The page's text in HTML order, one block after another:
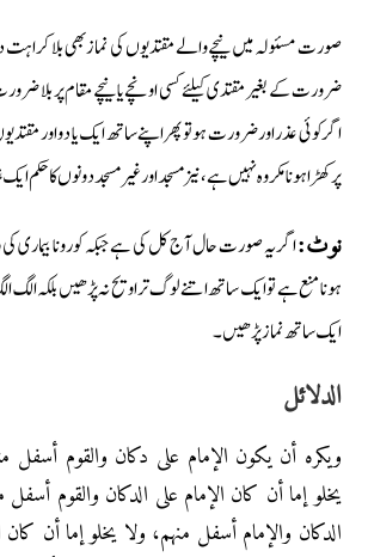
صورت مسئولہ میں نیچے والے مقتدیوں کی نماز بھی بلا
ضرورت کے بغیر مقتدی کیلئے کسی اونچے یا نیچے مقام پر بلا
اگرکوئی عذر اورضرورت ہو تو پھر اپنے ساتھ ایک یا دو اور مقتدیوں
پر کھڑا ہونا مکروہ نہیں ہے، نیز مسجد اور غیر مسجد دونوں کا حکم
نوٹ:اگر یہ صورت حال آج کل کی ہے جبکہ کورونا بیماری کی
ہونا منع ہے تو ایک ساتھ اتنے لوگ تراویح نہ پڑھیں بلکہ الگ
ایک ساتھ نماز پڑھیں۔
الدلائل
ويكره أن يكون الإمام على دكان والقوم أسفل
يخلو إما أن كان الإمام على الدكان والقوم أسفل
الدكان والإمام أسفل منهم، ولا يخلو إما أن